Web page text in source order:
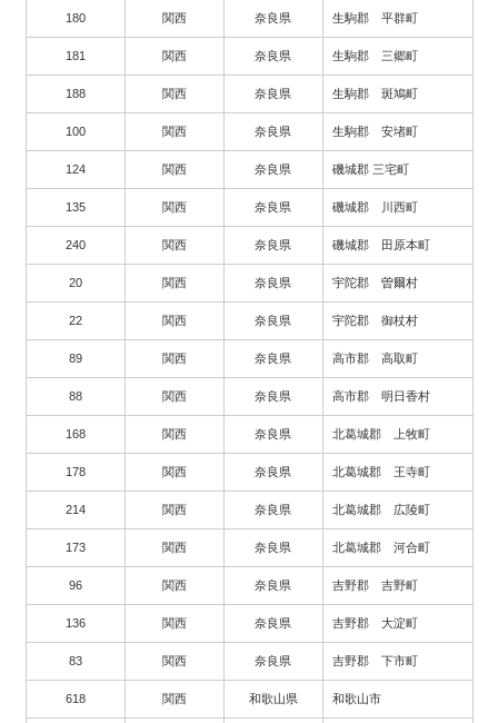
180 関西 奈良県 生駒郡 平群町
181 関西 奈良県 生駒郡 三郷町
188 関西 奈良県 生駒郡 斑鳩町
100 関西 奈良県 生駒郡 安堵町
124 関西 奈良県 磯城郡 三宅町
135 関西 奈良県 磯城郡 川西町
240 関西 奈良県 磯城郡 田原本町
20 関西 奈良県 宇陀郡 曽爾村
22 関西 奈良県 宇陀郡 御杖村
89 関西 奈良県 高市郡 高取町
88 関西 奈良県 高市郡 明日香村
168 関西 奈良県 北葛城郡 上牧町
178 関西 奈良県 北葛城郡 王寺町
214 関西 奈良県 北葛城郡 広陵町
173 関西 奈良県 北葛城郡 河合町
96 関西 奈良県 吉野郡 吉野町
136 関西 奈良県 吉野郡 大淀町
83 関西 奈良県 吉野郡 下市町
618 関西 和歌山県 和歌山市